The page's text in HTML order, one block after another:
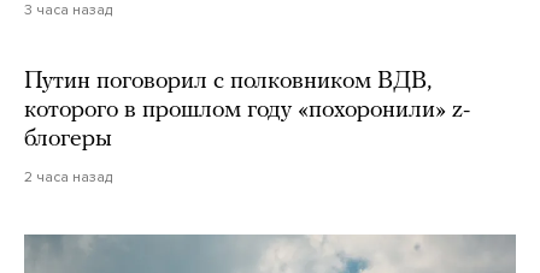
3 часа назад
Путин поговорил с полковником ВДВ,
которого в прошлом году «похоронили» z-
блогеры
2 часа назад